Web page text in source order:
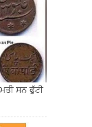
ਸਨ ਫੁੱਟੀ